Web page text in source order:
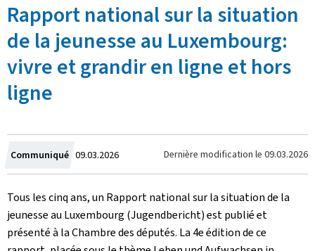
Rapport national sur la situation
de la jeunesse au Luxembourg:
vivre et grandir en ligne et hors
ligne
Communiqué Crée
le
09.03.2026 Dernière modification le 09.03.2026
Tous les cinq ans, un Rapport national sur la situation de la
jeunesse au Luxembourg (Jugendbericht) est publié et
présenté à la Chambre des députés. La 4e édition de ce